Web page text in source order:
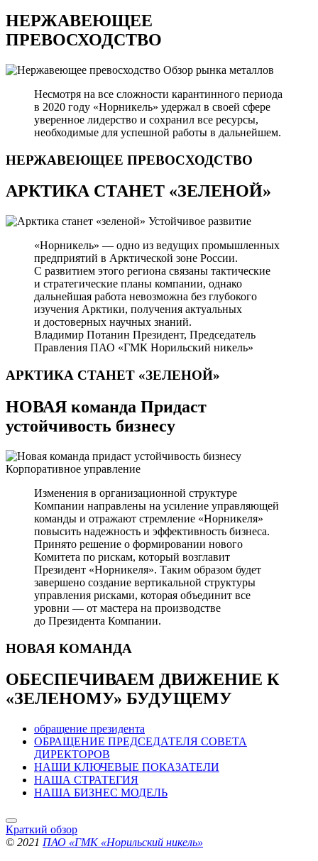
НЕРЖАВЕЮЩЕЕ
ПРЕВОСХОДСТВО
Обзор рынка металлов
Несмотря на все сложности карантинного периода
в 2020 году «Норникель» удержал в своей сфере
уверенное лидерство и сохранил все ресурсы,
необходимые для успешной работы в дальнейшем.
НЕРЖАВЕЮЩЕЕ ПРЕВОСХОДСТВО
АРКТИКА СТАНЕТ «ЗЕЛЕНОЙ»
Устойчивое развитие
«Норникель» — одно из ведущих промышленных
предприятий в Арктической зоне России.
С развитием этого региона связаны тактические
и стратегические планы компании, однако
дальнейшая работа невозможна без глубокого
изучения Арктики, получения актуальных
и достоверных научных знаний.
Владимир Потанин Президент, Председатель
Правления ПАО «ГМК Норильский никель»
АРКТИКА СТАНЕТ «ЗЕЛЕНОЙ»
НОВАЯ команда Придаст
устойчивость бизнесу
Корпоративное управление
Изменения в организационной структуре
Компании направлены на усиление управляющей
команды и отражают стремление «Норникеля»
повысить надежность и эффективность бизнеса.
Принято решение о формировании нового
Комитета по рискам, который возглавит
Президент «Норникеля». Таким образом будет
завершено создание вертикальной структуры
управления рисками, которая объединит все
уровни — от мастера на производстве
до Президента Компании.
НОВАЯ КОМАНДА
ОБЕСПЕЧИВАЕМ ДВИЖЕНИЕ К
«ЗЕЛЕНОМУ» БУДУЩЕМУ
обращение президента
ОБРАЩЕНИЕ ПРЕДСЕДАТЕЛЯ СОВЕТА
ДИРЕКТОРОВ
НАШИ КЛЮЧЕВЫЕ ПОКАЗАТЕЛИ
НАША СТРАТЕГИЯ
НАША БИЗНЕС МОДЕЛЬ
Краткий обзор
© 2021 ПАО «ГМК «Норильский никель»